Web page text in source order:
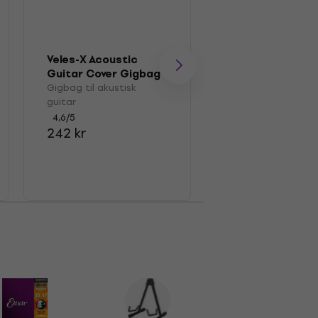
Veles-X Acoustic
Guitar Cover Gigbag
til akustisk guitar
Gigbag til akustisk
guitar
4,6/5
242 kr